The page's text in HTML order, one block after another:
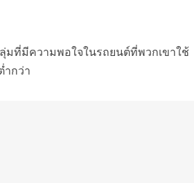
มที่มีความพอใจในรถยนต์ที่พวกเขาใช้
ำกว่า